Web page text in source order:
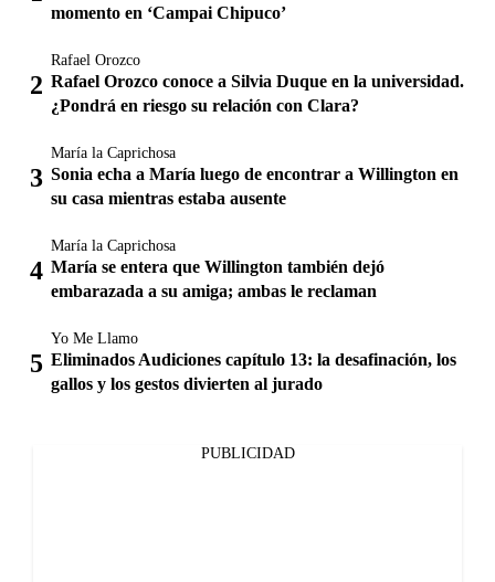
momento en ‘Campai Chipuco’
Rafael Orozco
Rafael Orozco conoce a Silvia Duque en la universidad.
¿Pondrá en riesgo su relación con Clara?
María la Caprichosa
Sonia echa a María luego de encontrar a Willington en
su casa mientras estaba ausente
María la Caprichosa
María se entera que Willington también dejó
embarazada a su amiga; ambas le reclaman
Yo Me Llamo
Eliminados Audiciones capítulo 13: la desafinación, los
gallos y los gestos divierten al jurado
PUBLICIDAD